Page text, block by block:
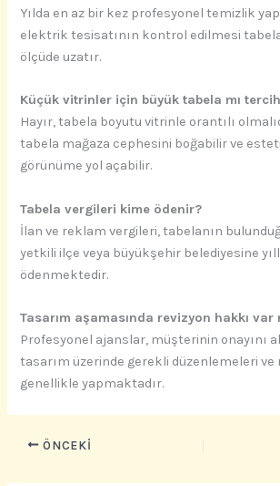
Yılda en az bir kez profesyonel temizlik
elektrik tesisatının kontrol edilmesi
ölçüde uzatır.
Küçük vitrinler için büyük tabela mı
Hayır, tabela boyutu vitrinle orantılı
tabela mağaza cephesini boğabilir ve
görünüme yol açabilir.
Tabela vergileri kime ödenir?
İlan ve reklam vergileri, tabelanın
yetkili ilçe veya büyükşehir belediyesine
ödenmektedir.
Tasarım aşamasında revizyon hakkı var
Profesyonel ajanslar, müşterinin onayını
tasarım üzerinde gerekli düzenlemeleri ve
genellikle yapmaktadır.
ÖNCEKI